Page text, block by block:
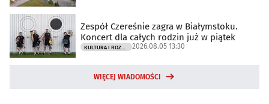
Zespół Czereśnie zagra w Białymstoku.
Koncert dla całych rodzin już w piątek
2026.08.05 13:30
WIĘCEJ WIADOMOŚCI